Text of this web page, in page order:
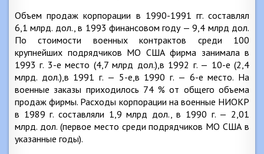
Объем продаж корпорации в 1990-1991 гг. составлял
6,1 млрд. дол., в 1993 финансовом году — 9,4 млрд дол.
По стоимости военных контрактов среди 100
крупнейших подрядчиков МО США фирма занимала в
1993 г. 3-е место (4,7 млрд дол.),в 1992 г. — 10-е (2,4
млрд. дол.),в 1991 г. — 5-е,в 1990 г. — 6-е место. На
военные заказы приходилось 74 % от общего объема
продаж фирмы. Расходы корпорации на военные НИОКР
в 1989 г. составляли 1,9 млрд дол., в 1990 г. — 2,01
млрд. дол. (первое место среди подрядчиков МО США в
указанные годы).